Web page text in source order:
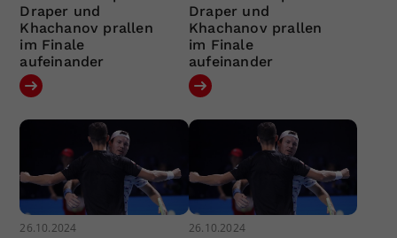
Draper und
Khachanov prallen
im Finale
aufeinander
Draper und
Khachanov prallen
im Finale
aufeinander
26.10.2024 26.10.2024